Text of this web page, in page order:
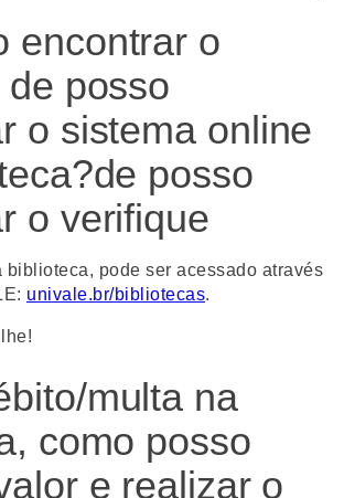
estabelecidas em editais
do processo de seleção e
sua situação
Para participar do processo de
deste programa, o aluno deve
do edital no site da Universidade:
encontrar o
posso
o sistema online
posso
o verifique
biblioteca, pode ser acessado através
univale.br/bibliotecas.
Emailmulta na
como posso
e realizar o